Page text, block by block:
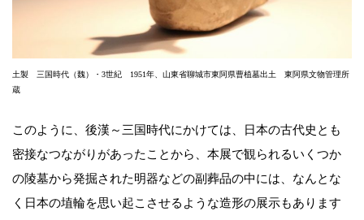
土製 三国時代（魏）・3世紀 1951年、山東省聊城市東阿県曹植墓出土 東阿県文物管理所
蔵
このように、後漢～三国時代にかけては、日本の古代史とも
密接なつながりがあったことから、本展で観られるいくつか
の陵墓から発掘された明器などの副葬品の中には、なんとな
く日本の埴輪を思い起こさせるような造形の展示もあります